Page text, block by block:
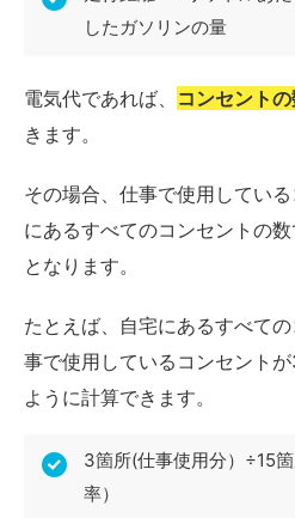
したガソリンの量
電気代であれば、 コンセント
きます。
その場合、仕事で使用してい
にあるすべてのコンセントの
となります。
たとえば、自宅にあるすべて
事で使用しているコンセント
ように計算できます。
3箇所(仕事使用分）÷15
率）